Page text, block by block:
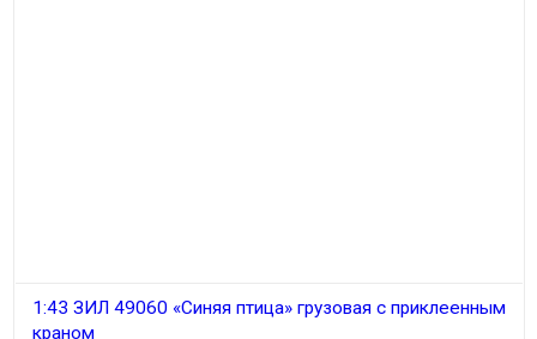
1:43 ЗИЛ 49060 «Синяя птица» грузовая с приклеенным
краном